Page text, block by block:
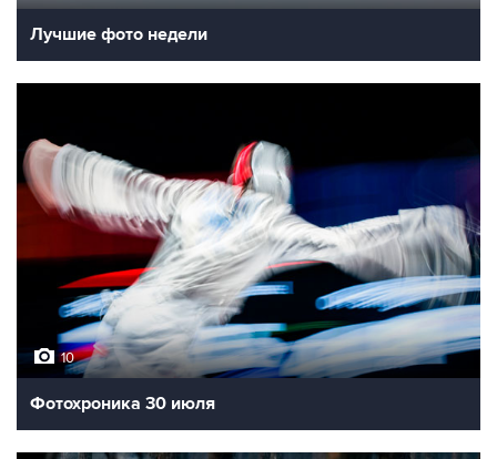
Лучшие фото недели
10
Фотохроника 30 июля